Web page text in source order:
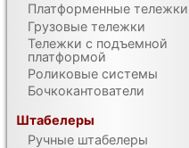
Платформенные тележки
Грузовые тележки
Тележки с подъемной
платформой
Роликовые системы
Бочкокантователи
Штабелеры
Ручные штабелеры